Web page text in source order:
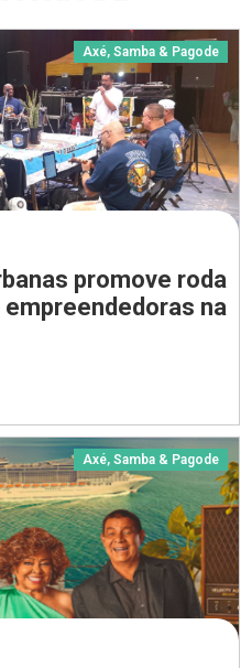
Axé, Samba & Pagode
promove roda
na
Axé, Samba & Pagode